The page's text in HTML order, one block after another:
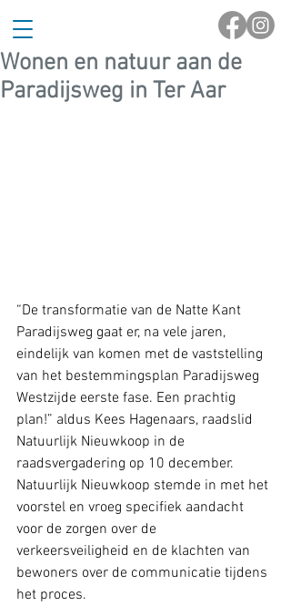
Wonen en natuur aan de
Paradijsweg in Ter Aar
“De transformatie van de Natte Kant
Paradijsweg gaat er, na vele jaren,
eindelijk van komen met de vaststelling
van het bestemmingsplan Paradijsweg
Westzijde eerste fase. Een prachtig
plan!” aldus Kees Hagenaars, raadslid
Natuurlijk Nieuwkoop in de
raadsvergadering op 10 december.
Natuurlijk Nieuwkoop stemde in met het
voorstel en vroeg specifiek aandacht
voor de zorgen over de
verkeersveiligheid en de klachten van
bewoners over de communicatie tijdens
het proces.